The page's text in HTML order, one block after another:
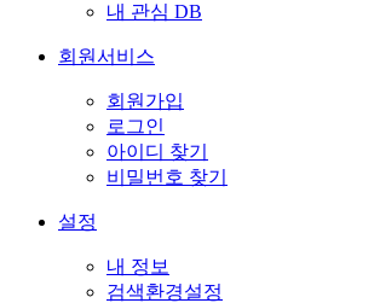
내 관심 DB
회원서비스
회원가입
로그인
아이디 찾기
비밀번호 찾기
설정
내 정보
검색환경설정